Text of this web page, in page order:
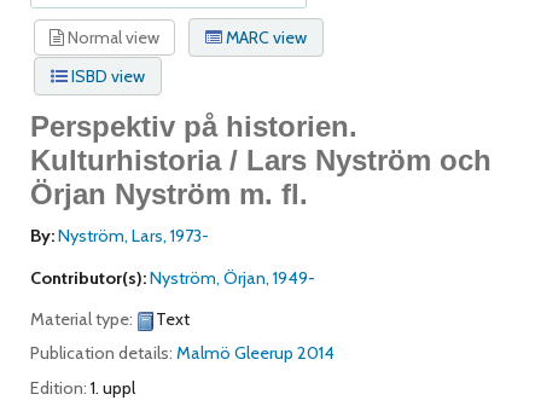
Normal view
MARC view
ISBD view
Perspektiv på historien.
Kulturhistoria / Lars Nyström och
Örjan Nyström m. fl.
By:Nyström, Lars, 1973-
Contributor(s):Nyström, Örjan, 1949-
Material type:
Text
Publication details: Malmö Gleerup 2014
Edition: 1. uppl